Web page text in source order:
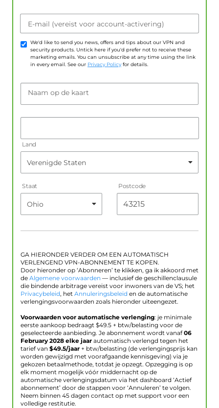
E-mail (vereist voor account-activering)
We'd like to send you news, offers and tips about our VPN and
security products. Untick here if you'd prefer not to receive these
marketing emails. You can unsubscribe at any time using the link
in every email. See our Privacy Policy for details.
Naam op de kaart
Land
Staat Postcode
GA HIERONDER VERDER OM EEN AUTOMATISCH
VERLENGEND VPN-ABONNEMENT TE KOPEN.
Door hieronder op ‘Abonneren’ te klikken, ga ik akkoord met
de Algemene voorwaarden — inclusief de geschillenclausule
die bindende arbitrage vereist voor inwoners van de VS; het
Privacybeleid, het Annuleringsbeleid en de automatische
verlengingsvoorwaarden zoals hieronder uiteengezet.
Voorwaarden voor automatische verlenging: je minimale
eerste aankoop bedraagt $49.5 + btw/belasting voor de
geselecteerde aanbieding. Je abonnement wordt vanaf06
February 2028 elke jaar automatisch verlengd tegen het
tarief van $49.5/jaar + btw/belasting (de verlengingsprijs kan
worden gewijzigd met voorafgaande kennisgeving) via je
gekozen betaalmethode, totdat je opzegt. Opzegging is op
elk moment mogelijk vóór middernacht op de
automatische verlengingsdatum via het dashboard ‘Actief
abonnement’ door de stappen voor ‘Annuleren’ te volgen.
Neem binnen 45 dagen contact op met support voor een
volledige restitutie.